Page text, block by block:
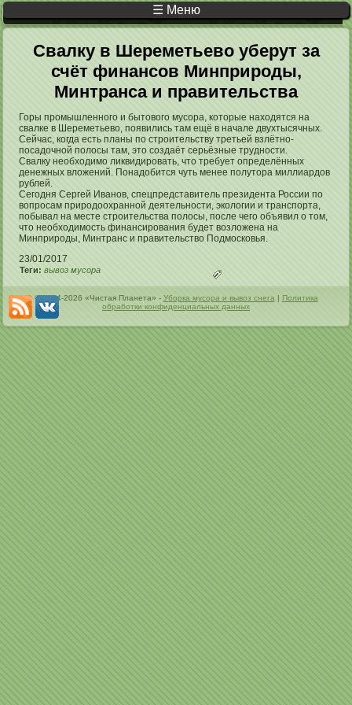
☰ Меню
Вы здесь
Свалку в Шереметьево уберут за
счёт финансов Минприроды,
Минтранса и правительства
Горы промышленного и бытового мусора, которые находятся на
свалке в Шереметьево, появились там ещё в начале двухтысячных.
Сейчас, когда есть планы по строительству третьей взлётно-
посадочной полосы там, это создаёт серьёзные трудности.
Свалку необходимо ликвидировать, что требует определённых
денежных вложений. Понадобится чуть менее полутора миллиардов
рублей.
Сегодня Сергей Иванов, спецпредставитель президента России по
вопросам природоохранной деятельности, экологии и транспорта,
побывал на месте строительства полосы, после чего объявил о том,
что необходимость финансирования будет возложена на
Минприроды, Минтранс и правительство Подмосковья.
23/01/2017
Теги: вывоз мусора
© 2004-2026 «Чистая Планета» - Уборка мусора и вывоз снега | Политика
обработки конфиденциальных данных